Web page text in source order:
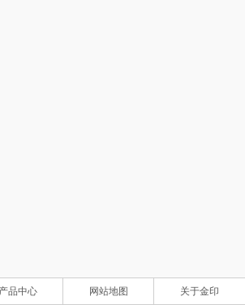
产品中心 网站地图 关于金印